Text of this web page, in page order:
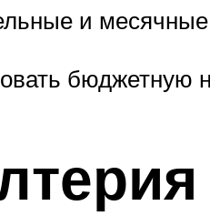
и
бюджетную